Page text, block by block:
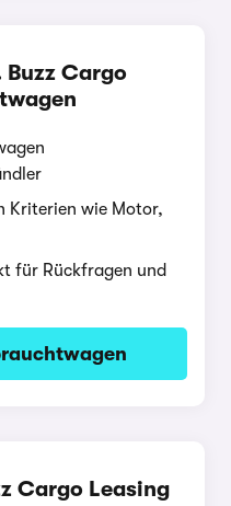
Buzz Cargo
Kriterien wie Motor,
für Rückfragen und
Cargo Leasing